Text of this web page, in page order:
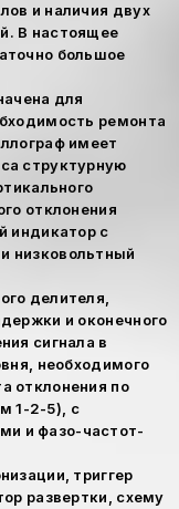
и наличия двух
В настоящее
большое
для
ремонта
имеет
структурную
отклонения
индикатор с
низковольтный
делителя,
и оконечного
сигнала в
необходимого
отклонения по
1-2-5), с
и фазо-частот-
триггер
развертки, схему